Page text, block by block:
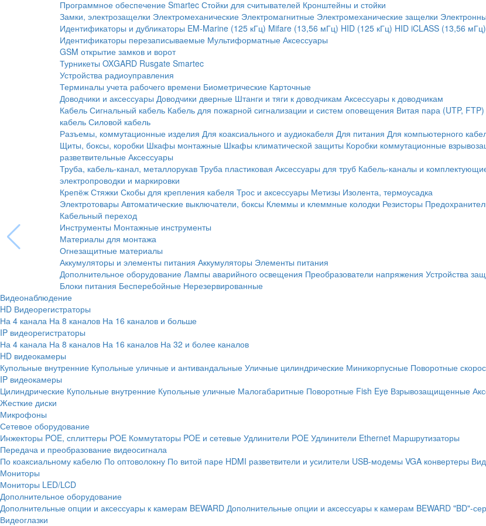
Программное обеспечение Smartec Стойки для считывателей Кронштейны и стойки
Замки, электрозащелки Электромеханические Электромагнитные Электромеханические защелки
Идентификаторы и дубликаторы EM-Marine (125 кГц) Mifare (13,56 мГц) HID (125 кГц) HID iCLASS (13,56 мГц)
Идентификаторы перезаписываемые Мультиформатные Аксессуары
GSM открытие замков и ворот
Турникеты OXGARD Rusgate Smartec
Устройства радиоуправления
Терминалы учета рабочего времени Биометрические Карточные
Доводчики и аксессуары Доводчики дверные Штанги и тяги к доводчикам Аксессуары к доводчикам
Кабель Сигнальный кабель Кабель для пожарной сигнализации и систем оповещения Витая пара (UTP, FTP)
кабель Силовой кабель
Разъемы, коммутационные изделия Для коаксиального и аудиокабеля Для питания Для компьютерного
Щиты, боксы, коробки Шкафы монтажные Шкафы климатической защиты Коробки коммутационные
разветвительные Аксессуары
Труба, кабель-канал, металлорукав Труба пластиковая Аксессуары для труб Кабель-каналы и
электропроводки и маркировки
Крепёж Стяжки Скобы для крепления кабеля Трос и аксессуары Метизы Изолента, термоусадка
Электротовары Автоматические выключатели, боксы Клеммы и клеммные колодки Резисторы
Кабельный переход
Инструменты Монтажные инструменты
Материалы для монтажа
Огнезащитные материалы
Аккумуляторы и элементы питания Аккумуляторы Элементы питания
Дополнительное оборудование Лампы аварийного освещения Преобразователи напряжения Устройства
Блоки питания Бесперебойные Нерезервированные
Видеонаблюдение
HD Видеорегистраторы
На 4 канала На 8 каналов На 16 каналов и больше
IP видеорегистраторы
На 4 канала На 8 каналов На 16 каналов На 32 и более каналов
HD видеокамеры
Купольные внутренние Купольные уличные и антивандальные Уличные цилиндрические Миникорпусные Поворотные
IP видеокамеры
Цилиндрические Купольные внутренние Купольные уличные Малогабаритные Поворотные Fish Eye Взрывозащищенные
Жесткие диски
Микрофоны
Сетевое оборудование
Инжекторы POE, сплиттеры POE Коммутаторы POE и сетевые Удлинители POE Удлинители Ethernet Маршрутизаторы
Передача и преобразование видеосигнала
По коаксиальному кабелю По оптоволокну По витой паре HDMI разветвители и усилители USB-модемы VGA конвертеры
Мониторы
Мониторы LED/LCD
Дополнительное оборудование
Дополнительные опции и аксессуары к камерам BEWARD Дополнительные опции и аксессуары к камерам BEWARD "BD"-
Видеоглазки